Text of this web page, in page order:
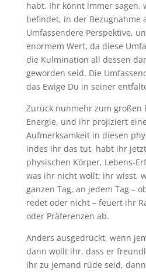
habt. Ihr könnt immer sagen,
befindet, in der Bezugnahme
Umfassendere Perspektive,
enormem Wert, da diese
die Kulmination all dessen
geworden seid. Die
das Ewige Du in seiner
Zurück nunmehr zum großen
Energie, und ihr projiziert
Aufmerksamkeit in diesen
indes ihr das tut, habt ihr
physischen Körper, Lebens-
was ihr nicht wollt; ihr wisst,
ganzen Tag, an jedem Tag –
redet oder nicht – feuert ihr
oder Präferenzen ab.
Anders ausgedrückt, wenn
dann wollt ihr, dass er
ihr zu jemand rüde seid,